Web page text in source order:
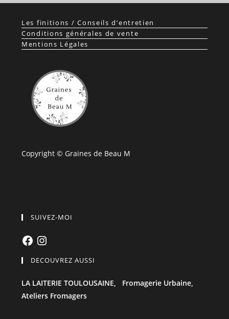
Les finitions / Conseils d’entretien
Conditions générales de vente
Mentions Légales
Copyright © Graines de Beau M
SUIVEZ-MOI
FacebookInstagram
DECOUVREZ AUSSI
LA LAITERIE TOULOUSAINE, Fromagerie Urbaine,
Ateliers Fromagers